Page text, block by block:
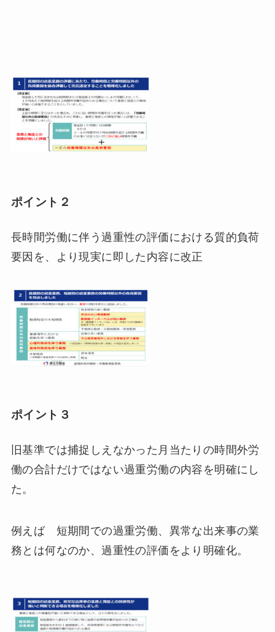
ポイント２
長時間労働に伴う過重性の評価における質的負荷
要因を、より現実に即した内容に改正
ポイント３
旧基準では捕捉しえなかった月当たりの時間外労
働の合計だけではない過重労働の内容を明確にし
た。
例えば 短期間での過重労働、異常な出来事の業
務とは何なのか、過重性の評価をより明確化。